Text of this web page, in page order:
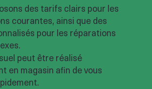
des tarifs clairs pour les
courantes, ainsi que des
pour les réparations
peut être réalisé
en magasin afin de vous